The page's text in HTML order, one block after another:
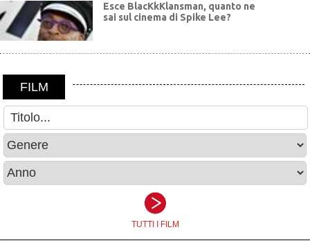
Esce BlacKkKlansman, quanto ne
sai sul cinema di Spike Lee?